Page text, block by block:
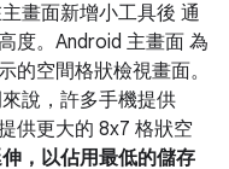
畫面新增小工具後 通
度。Android 主畫面 為
的空間格狀檢視畫面。
說，許多手機提供
供更大的 8x7 格狀空
，以佔用最低的儲存